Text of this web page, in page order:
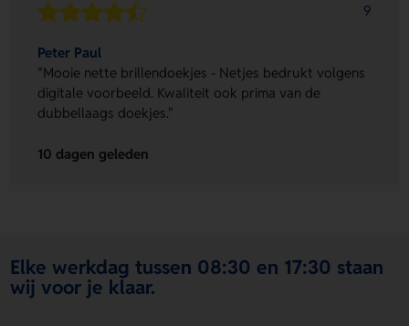
9
Peter Paul
"Mooie nette brillendoekjes - Netjes bedrukt volgens
digitale voorbeeld. Kwaliteit ook prima van de
dubbellaags doekjes."
10 dagen geleden
Elke werkdag tussen 08:30 en 17:30 staan
wij voor je klaar.